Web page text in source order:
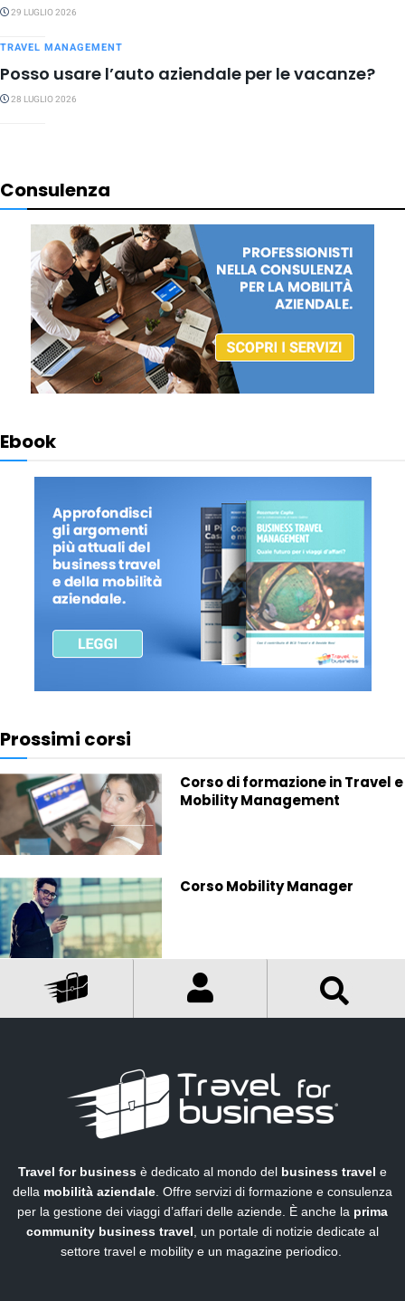
29 LUGLIO 2026
TRAVEL MANAGEMENT
Posso usare l’auto aziendale per le vacanze?
28 LUGLIO 2026
Consulenza
Ebook
Prossimi corsi
Corso di formazione in Travel e
Mobility Management
Corso Mobility Manager
Travel for business è dedicato al mondo del business travel e
della mobilità aziendale. Offre servizi di formazione e consulenza
per la gestione dei viaggi d’affari delle aziende. È anche la prima
community business travel, un portale di notizie dedicate al
settore travel e mobility e un magazine periodico.